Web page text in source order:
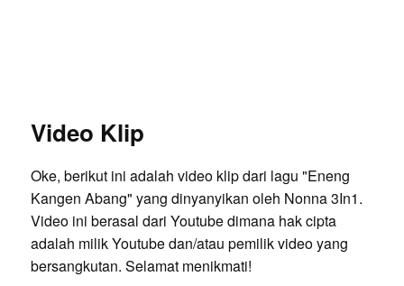
Video Klip
Oke, berikut ini adalah video klip dari lagu "Eneng
Kangen Abang" yang dinyanyikan oleh Nonna 3In1.
Video ini berasal dari Youtube dimana hak cipta
adalah milik Youtube dan/atau pemilik video yang
bersangkutan. Selamat menikmati!